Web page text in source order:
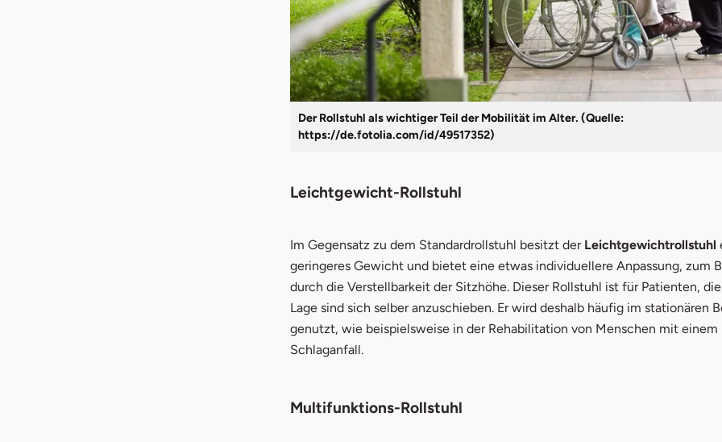
Der Rollstuhl als wichtiger Teil der Mobilität im Alter. (Quelle:
https://de.fotolia.com/id/49517352)
Leichtgewicht-Rollstuhl
Im Gegensatz zu dem Standardrollstuhl besitzt der Leichtgewichtrollstuhl
geringeres Gewicht und bietet eine etwas individuellere Anpassung, zum
durch die Verstellbarkeit der Sitzhöhe. Dieser Rollstuhl ist für Patienten,
Lage sind sich selber anzuschieben. Er wird deshalb häufig im stationären
genutzt, wie beispielsweise in der Rehabilitation von Menschen mit einem
Schlaganfall.
Multifunktions-Rollstuhl